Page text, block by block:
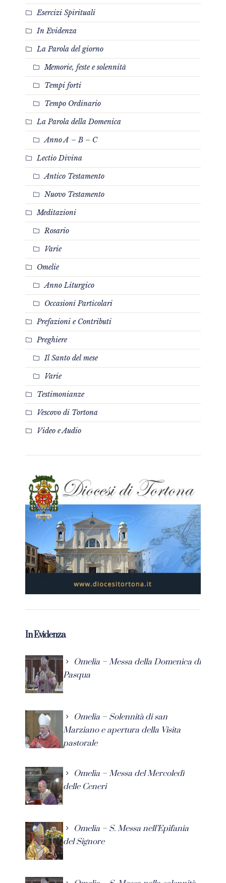
Esercizi Spirituali
In Evidenza
La Parola del giorno
Memorie, feste e solennità
Tempi forti
Tempo Ordinario
La Parola della Domenica
Anno A – B – C
Lectio Divina
Antico Testamento
Nuovo Testamento
Meditazioni
Rosario
Varie
Omelie
Anno Liturgico
Occasioni Particolari
Prefazioni e Contributi
Preghiere
Il Santo del mese
Varie
Testimonianze
Vescovo di Tortona
Video e Audio
In Evidenza
Omelia – Messa della Domenica di
Pasqua
Omelia – Solennità di san
Marziano e apertura della Visita
pastorale
Omelia – Messa del Mercoledì
delle Ceneri
Omelia – S. Messa nell’Epifania
del Signore